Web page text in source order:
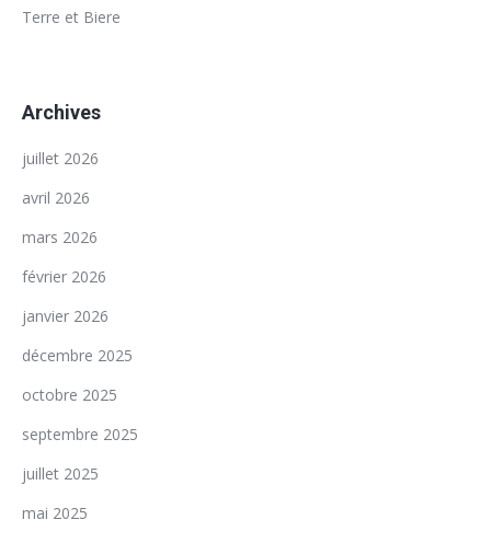
Terre et Biere
Archives
juillet 2026
avril 2026
mars 2026
février 2026
janvier 2026
décembre 2025
octobre 2025
septembre 2025
juillet 2025
mai 2025